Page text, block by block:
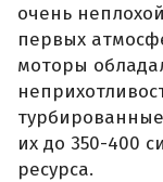
очень
первых
моторы
их до 350-400
ресурса.